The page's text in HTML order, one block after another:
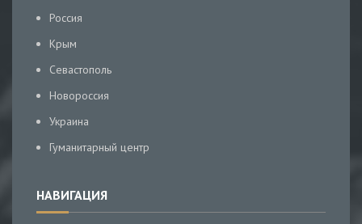
Россия
Крым
Севастополь
Новороссия
Украина
Гуманитарный центр
НАВИГАЦИЯ